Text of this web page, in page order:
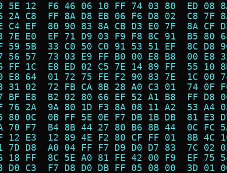
5E 12  F6 46 06 10 FF 74 03 80  ED
2A C8  FF 8A D8 EB 06 F6 D8 02  C8
C4 EF  80 90 83 8A CB D3 E0 7F  8A
7E E0  EF 71 D9 03 F9 F8 8C 91  B5
59 5B  33 C0 50 C0 91 53 51 EF  8C
56 57  73 03 E9 FF B0 00 E8 B8  00
FF 1C  E8 ED 02 C5 7E 14 89 FF  55
E8 64  01 72 75 FE F2 90 83 7E  1C
31 02  72 FB CA 8B 28 A0 C3 01  74
BF E8  B2 02 80 66 EF 52 A1 B8  FF
76 2A  9A 80 1D F3 8A 08 11 A2  53
80 0C  0B FF 5E 0E F7 DB 1B DB  81
70 F7  B4 8B 44 27 80 B6 8B 44  0C
12 E3  12 89 4E F2 80 CF FF 01  8B
7D D8  A0 04 FF F7 D9 D0 D7 83  7C
18 FF  8C 5E A0 81 FE 42 00 F9  EF
D0 C3  F7 D8 D0 DB FF 05 08 00  3D